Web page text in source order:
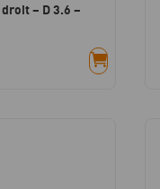
– D 3.6 –